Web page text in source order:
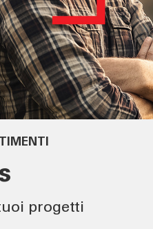
progetti